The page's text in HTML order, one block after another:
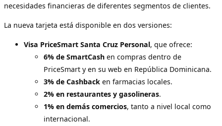
necesidades financieras de diferentes segmentos de clientes.
La nueva tarjeta está disponible en dos versiones:
Visa PriceSmart Santa Cruz Personal, que ofrece:
6% de SmartCash en compras dentro de
PriceSmart y en su web en República Dominicana.
3% de Cashback en farmacias locales.
2% en restaurantes y gasolineras.
1% en demás comercios, tanto a nivel local como
internacional.